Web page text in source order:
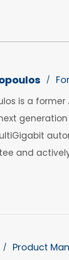
/
is a
generation
and
/ Product